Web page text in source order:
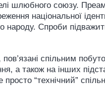
шлюбного союзу.
національної
народу. Спроби
спільним
а також на інших
“технічний”